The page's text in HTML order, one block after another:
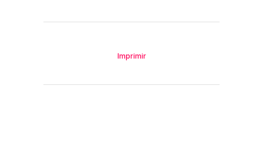
Imprimir